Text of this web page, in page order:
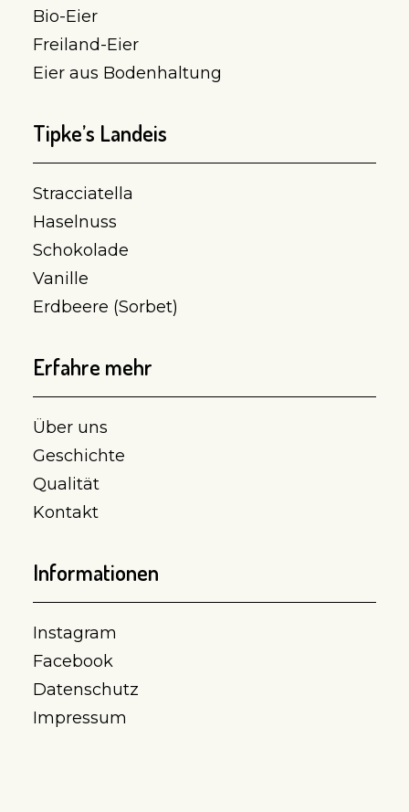
Bio-Eier
Freiland-Eier
Eier aus Bodenhaltung
Tipke’s Landeis
Stracciatella
Haselnuss
Schokolade
Vanille
Erdbeere (Sorbet)
Erfahre mehr
Über uns
Geschichte
Qualität
Kontakt
Informationen
Instagram
Facebook
Datenschutz
Impressum